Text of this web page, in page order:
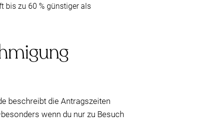
bis zu 60 % günstiger als
beschreibt die Antragszeiten
wenn du nur zu Besuch